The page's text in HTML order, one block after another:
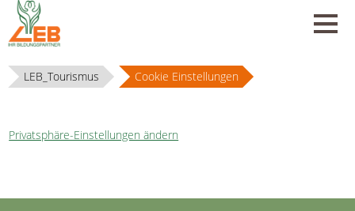
LEB_Tourismus Cookie Einstellungen
Privatsphäre-Einstellungen ändern